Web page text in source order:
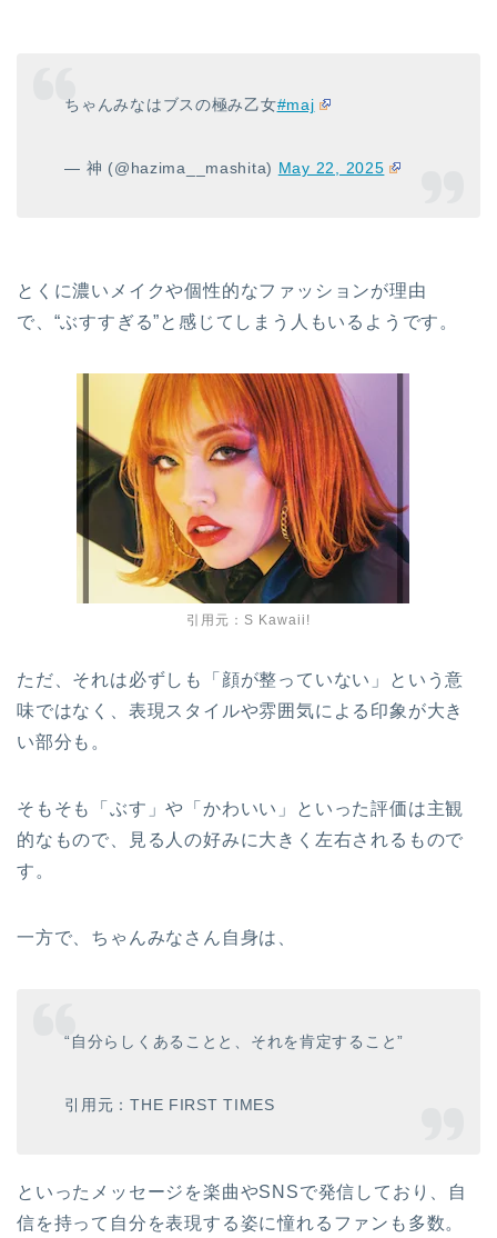
ちゃんみなはブスの極み乙女#maj
— 神 (@hazima__mashita) May 22, 2025
とくに濃いメイクや個性的なファッションが理由
で、“ぶすすぎる”と感じてしまう人もいるようです。
引用元：S Kawaii!
ただ、それは必ずしも「顔が整っていない」という意
味ではなく、表現スタイルや雰囲気による印象が大き
い部分も。
そもそも「ぶす」や「かわいい」といった評価は主観
的なもので、見る人の好みに大きく左右されるもので
す。
一方で、ちゃんみなさん自身は、
“自分らしくあることと、それを肯定すること”
引用元：THE FIRST TIMES
といったメッセージを楽曲やSNSで発信しており、自
信を持って自分を表現する姿に憧れるファンも多数。